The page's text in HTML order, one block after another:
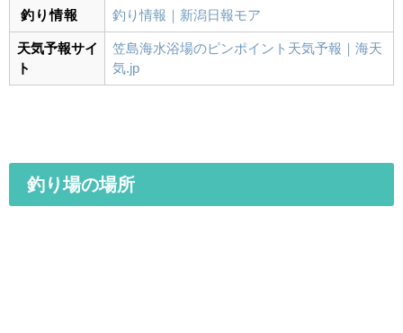
釣り情報 釣り情報｜新潟日報モア
天気予報サイ
ト
笠島海水浴場のピンポイント天気予報｜海天
気.jp
釣り場の場所